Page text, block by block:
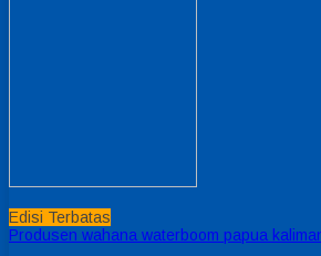
Edisi Terbatas
Produsen wahana waterboom papua